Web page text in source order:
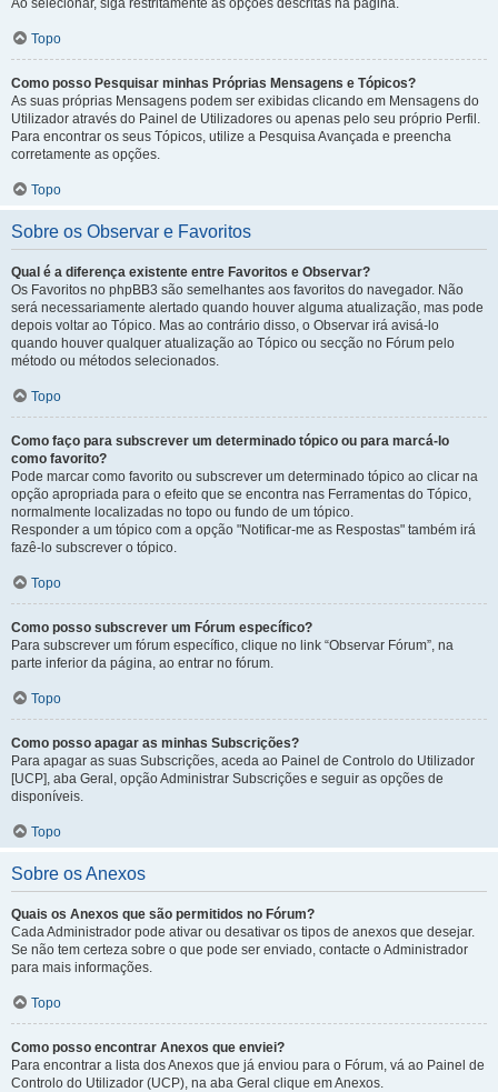
Ao selecionar, siga restritamente às opções descritas na página.
Topo
Como posso Pesquisar minhas Próprias Mensagens e Tópicos?
As suas próprias Mensagens podem ser exibidas clicando em Mensagens do
Utilizador através do Painel de Utilizadores ou apenas pelo seu próprio Perfil.
Para encontrar os seus Tópicos, utilize a Pesquisa Avançada e preencha
corretamente as opções.
Topo
Sobre os Observar e Favoritos
Qual é a diferença existente entre Favoritos e Observar?
Os Favoritos no phpBB3 são semelhantes aos favoritos do navegador. Não
será necessariamente alertado quando houver alguma atualização, mas pode
depois voltar ao Tópico. Mas ao contrário disso, o Observar irá avisá-lo
quando houver qualquer atualização ao Tópico ou secção no Fórum pelo
método ou métodos selecionados.
Topo
Como faço para subscrever um determinado tópico ou para marcá-lo
como favorito?
Pode marcar como favorito ou subscrever um determinado tópico ao clicar na
opção apropriada para o efeito que se encontra nas Ferramentas do Tópico,
normalmente localizadas no topo ou fundo de um tópico.
Responder a um tópico com a opção "Notificar-me as Respostas" também irá
fazê-lo subscrever o tópico.
Topo
Como posso subscrever um Fórum específico?
Para subscrever um fórum específico, clique no link “Observar Fórum”, na
parte inferior da página, ao entrar no fórum.
Topo
Como posso apagar as minhas Subscrições?
Para apagar as suas Subscrições, aceda ao Painel de Controlo do Utilizador
[UCP], aba Geral, opção Administrar Subscrições e seguir as opções de
disponíveis.
Topo
Sobre os Anexos
Quais os Anexos que são permitidos no Fórum?
Cada Administrador pode ativar ou desativar os tipos de anexos que desejar.
Se não tem certeza sobre o que pode ser enviado, contacte o Administrador
para mais informações.
Topo
Como posso encontrar Anexos que enviei?
Para encontrar a lista dos Anexos que já enviou para o Fórum, vá ao Painel de
Controlo do Utilizador (UCP), na aba Geral clique em Anexos.